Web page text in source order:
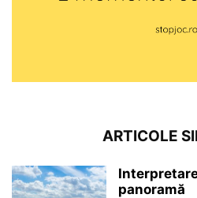
ARTICOLE
panoramă